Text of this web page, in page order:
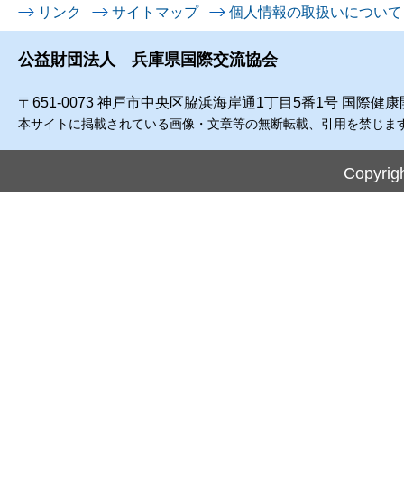
リンク サイトマップ 個人情報の取扱いについて
公益財団法人 兵庫県国際交流協会
〒651-0073 神戸市中央区脇浜海岸通1丁目5番1号 国際健
本サイトに掲載されている画像・文章等の無断転載、引用を禁じま